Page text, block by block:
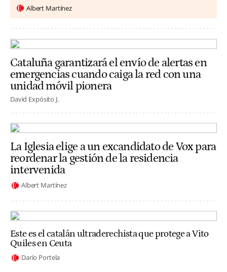
Albert Martínez
Cataluña garantizará el envío de alertas en
emergencias cuando caiga la red con una
unidad móvil pionera
David Expósito J.
La Iglesia elige a un excandidato de Vox para
reordenar la gestión de la residencia
intervenida
Albert Martínez
Este es el catalán ultraderechista que protege a Vito
Quiles en Ceuta
Darío Portela